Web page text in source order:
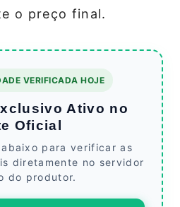
o preço final.
VERIFICADA HOJE
Ativo no
Oficial
para verificar as
diretamente no servidor
do produtor.